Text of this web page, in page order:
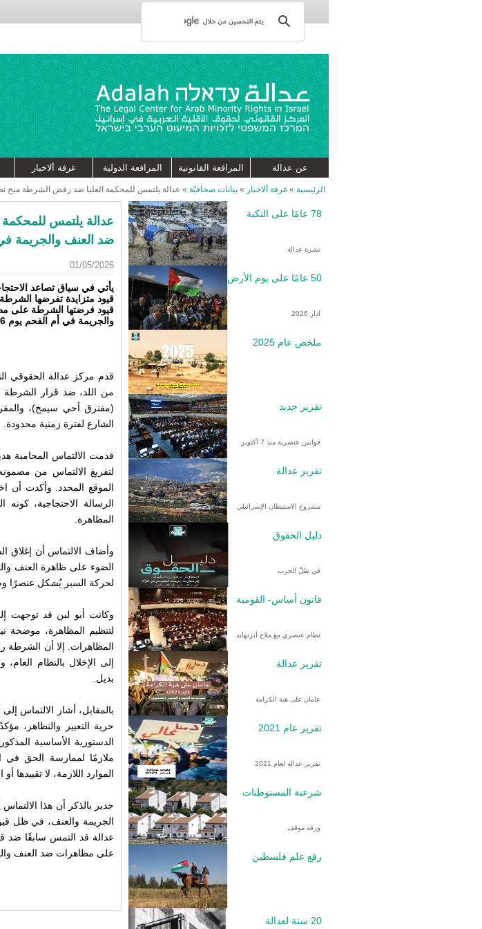
عن عدالة المرافعة القانونية المرافعة الدولية غرفة ألاخبار
الرئيسية » غرفة ألاخبار » بيانات صحافيّة » عدالة يلتمس للمحكمة العليا ضد رفض الشرطة منح
78 عامًا على النكبة
نشرة عدالة
50 عامًا على يوم الأرض
آذار 2026
ملخص عام 2025
تقرير جديد
قوانين عنصرية منذ 7 أكتوبر
تقرير عدالة
مشروع الاستيطان الإسرائيلي
دليل الحقوق
في ظلّ الحرب
قانون أساس- القومية
نظام عنصري مع ملاح أبرتهايد
تقرير عدالة
عامان على هبة الكرامة
تقرير عام 2021
تقرير عدالة لعام 2021
شرعنة المستوطنات
ورقة موقف
رفع علم فلسطين
20 سنة لعدالة
عدالة يلتمس
ضد العنف والجريمة
01/05/2026
يأتي في سياق تصاعد
قيود متزايدة تفرضها
والجريمة في أم الفحم يوم 12.01.2026.
قدم مركز عدالة الحقوقي
الشارع لفترة زمنية محدودة.
قدمت الالتماس المحامية
لتفريغ الالتماس من
الموقع المحدد. وأكدت أن
الرسالة الاحتجاجية،
المظاهرة.
وأضاف الالتماس أن إغلاق
الضوء على ظاهرة العنف
لحركة السير يُشكل عنصرًا
لتنظيم المظاهرة، موضحة
المظاهرات. إلا أن
إلى الإخلال بالنظام
بديل.
بالمقابل، أشار الالتماس
حرية التعبير والتظاهر،
الدستورية الأساسية
ملازمًا لممارسة الحق
الموارد اللازمة، لا تقييدها
جدير بالذكر أن هذا
الجريمة والعنف، في ظل
على مظاهرات ضد العنف